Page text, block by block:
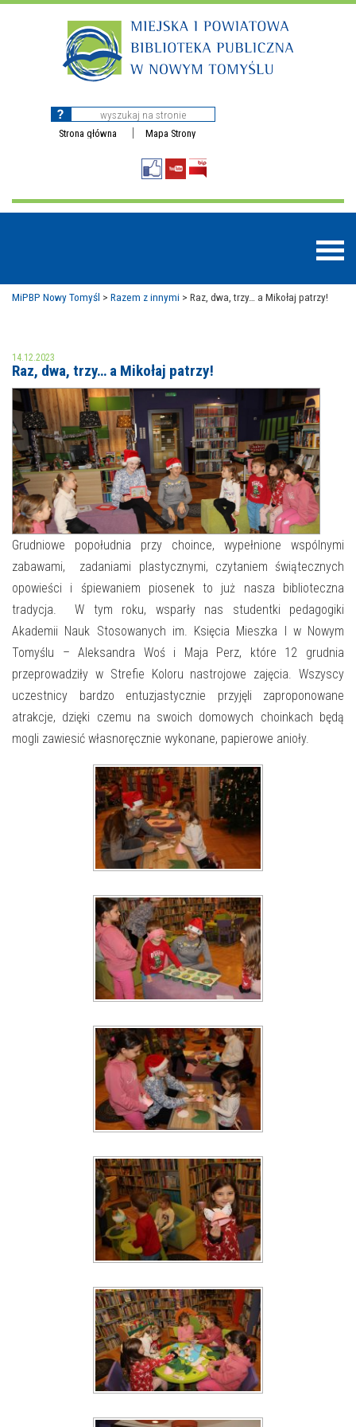
Strona główna Mapa Strony
MOJE KONTO
AKTUALNOŚCI
NAJBLIŻSZE WYDARZENIA
WYDARZENIA BIEŻĄCE
WYDARZYŁO SIĘ
NASZA OFERTA
STREFA WIEDZY O REGIONIE
STREFA KOLORU
FORMY STAŁE
NASZE FILIE
POLECANE STRONY
WYDARZENIA KULTURALNE
FOTO
E-INFORMATOR
O NAS
MiPBP Nowy Tomyśl > Razem z innymi > Raz, dwa, trzy… a Mikołaj patrzy!
14.12.2023
Raz, dwa, trzy… a Mikołaj patrzy!
Grudniowe popołudnia przy choince, wypełnione wspólnymi
zabawami, zadaniami plastycznymi, czytaniem świątecznych
opowieści i śpiewaniem piosenek to już nasza biblioteczna
tradycja. W tym roku, wsparły nas studentki pedagogiki
Akademii Nauk Stosowanych im. Księcia Mieszka I w Nowym
Tomyślu – Aleksandra Woś i Maja Perz, które 12 grudnia
przeprowadziły w Strefie Koloru nastrojowe zajęcia. Wszyscy
uczestnicy bardzo entuzjastycznie przyjęli zaproponowane
atrakcje, dzięki czemu na swoich domowych choinkach będą
mogli zawiesić własnoręcznie wykonane, papierowe anioły.